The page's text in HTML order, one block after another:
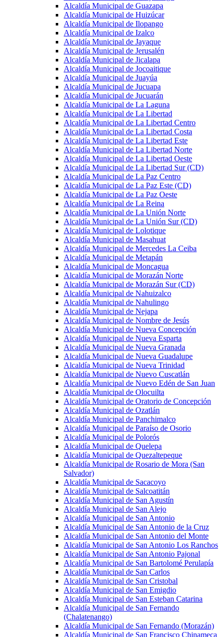
Alcaldía Municipal de Guazapa
Alcaldía Municipal de Huizúcar
Alcaldía Municipal de Ilopango
Alcaldía Municipal de Izalco
Alcaldía Municipal de Jayaque
Alcaldía Municipal de Jerusalén
Alcaldía Municipal de Jicalapa
Alcaldía Municipal de Jocoaitique
Alcaldía Municipal de Juayúa
Alcaldía Municipal de Jucuapa
Alcaldía Municipal de Jucuarán
Alcaldía Municipal de La Laguna
Alcaldía Municipal de La Libertad
Alcaldía Municipal de La Libertad Centro
Alcaldía Municipal de La Libertad Costa
Alcaldía Municipal de La Libertad Este
Alcaldía Municipal de La Libertad Norte
Alcaldía Municipal de La Libertad Oeste
Alcaldía Municipal de La Libertad Sur (CD)
Alcaldía Municipal de La Paz Centro
Alcaldía Municipal de La Paz Este (CD)
Alcaldía Municipal de La Paz Oeste
Alcaldía Municipal de La Reina
Alcaldía Municipal de La Unión Norte
Alcaldía Municipal de La Unión Sur (CD)
Alcaldía Municipal de Lolotique
Alcaldía Municipal de Masahuat
Alcaldía Municipal de Mercedes La Ceiba
Alcaldía Municipal de Metapán
Alcaldía Municipal de Moncagua
Alcaldía Municipal de Morazán Norte
Alcaldía Municipal de Morazán Sur (CD)
Alcaldía Municipal de Nahuizalco
Alcaldía Municipal de Nahulingo
Alcaldía Municipal de Nejapa
Alcaldía Municipal de Nombre de Jesús
Alcaldía Municipal de Nueva Concepción
Alcaldía Municipal de Nueva Esparta
Alcaldía Municipal de Nueva Granada
Alcaldía Municipal de Nueva Guadalupe
Alcaldía Municipal de Nueva Trinidad
Alcaldía Municipal de Nuevo Cuscatlán
Alcaldía Municipal de Nuevo Edén de San Juan
Alcaldía Municipal de Olocuilta
Alcaldía Municipal de Oratorio de Concepción
Alcaldía Municipal de Ozatlán
Alcaldía Municipal de Panchimalco
Alcaldía Municipal de Paraíso de Osorio
Alcaldía Municipal de Polorós
Alcaldía Municipal de Quelepa
Alcaldía Municipal de Quezaltepeque
Alcaldía Municipal de Rosario de Mora (San
Salvador)
Alcaldía Municipal de Sacacoyo
Alcaldía Municipal de Salcoatitán
Alcaldía Municipal de San Agustín
Alcaldía Municipal de San Alejo
Alcaldía Municipal de San Antonio
Alcaldía Municipal de San Antonio de la Cruz
Alcaldía Municipal de San Antonio del Monte
Alcaldía Municipal de San Antonio Los Ranchos
Alcaldía Municipal de San Antonio Pajonal
Alcaldía Municipal de San Bartolomé Perulapía
Alcaldía Municipal de San Carlos
Alcaldía Municipal de San Cristobal
Alcaldía Municipal de San Emigdio
Alcaldía Municipal de San Esteban Catarina
Alcaldía Municipal de San Fernando
(Chalatenango)
Alcaldía Municipal de San Fernando (Morazán)
Alcaldía Municipal de San Francisco Chinameca